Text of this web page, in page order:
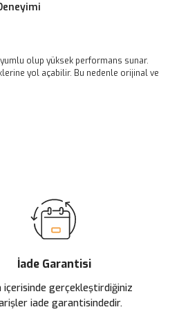
olup yüksek performans sunar.
yol açabilir. Bu nedenle orijinal ve
İade Garantisi
içerisinde gerçekleştirdiğiniz
iade garantisindedir.